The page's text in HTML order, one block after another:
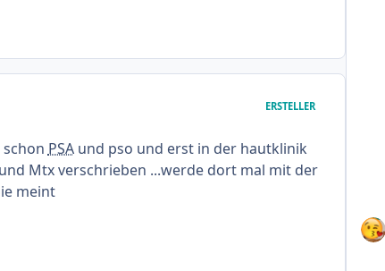
ERSTELLER
schon PSAund pso und erst in der hautklinik
Mtx verschrieben ...werde dort mal mit der
meint